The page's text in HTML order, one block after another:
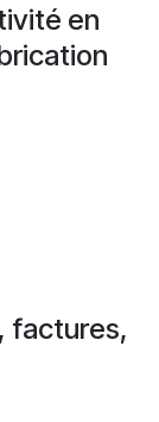
en
factures,